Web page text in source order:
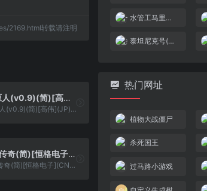
2169.html转载请注明
FC原人(v0.9)(简)[高伟](JP)[ACT](3Mb)
FC原人(v0.9)(简)[高伟](JP)[ACT](3Mb)
丝路传奇(简)[恒格电子](CN)[RPG](8Mb)
丝路传奇(简)[恒格电子](CN)[RPG](8Mb)
水管工马里奥(v2)(简)[MS](JUE)[ACT](0.18Mb)
泰坦尼克号(简)[南晶科技](CN)[ACT](4Mb)
热门网址
植物大战僵尸
杀死国王
过马路小游戏